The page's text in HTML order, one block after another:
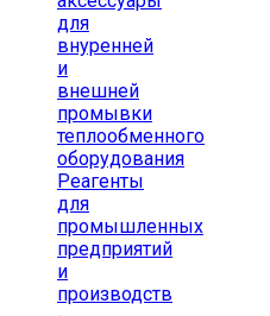
для
внуренней
и
внешней
промывки
теплообменного
оборудования
Реагенты
для
промышленных
предприятий
и
производств